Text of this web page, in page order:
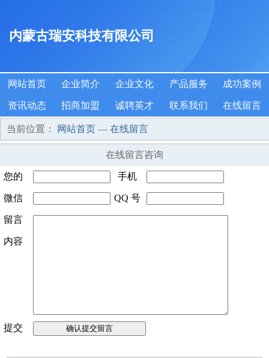
内蒙古瑞安科技有限公司
网站首页 企业简介 企业文化 产品服务 成功案例
资讯动态 招商加盟 诚聘英才 联系我们 在线留言
当前位置： 网站首页 — 在线留言
在线留言咨询
您的
姓名
手机
号码
微信
号码
QQ 号
留言
内容
提交